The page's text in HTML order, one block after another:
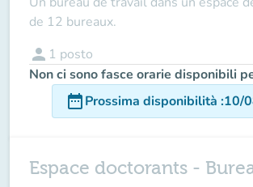
de 12 bureaux.
person 1 posto
Non ci sono fasce orarie disponibili
date_rangeProssima disponibilità :10/
Espace doctorants -